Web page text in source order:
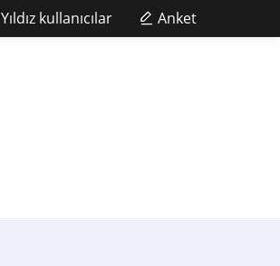
Yıldız kullanıcılar Anket